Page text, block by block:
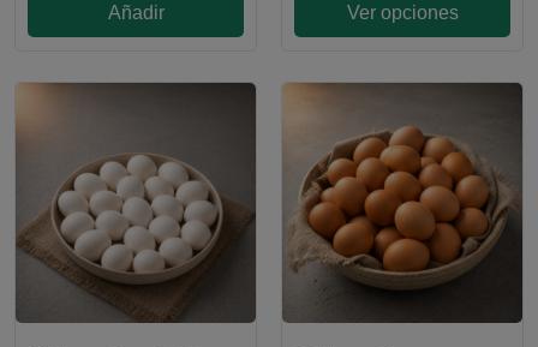
Añadir Ver opciones